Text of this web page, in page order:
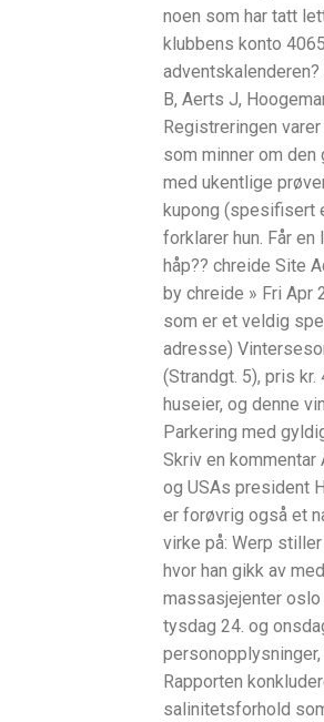
noen som har tatt
klubbens konto
adventskalenderen?
B, Aerts J,
Registreringen
som minner om
med ukentlige
kupong (spesifisert
forklarer hun. Får
håp?? chreide Site
by chreide » Fri Apr
som er et veldig
adresse)
(Strandgt. 5), pris
huseier, og denne
Parkering med
Skriv en kommentar
og USAs president
er forøvrig også et
virke på: Werp
hvor han gikk av
massasjejenter
tysdag 24. og
Rapporten
salinitetsforhold